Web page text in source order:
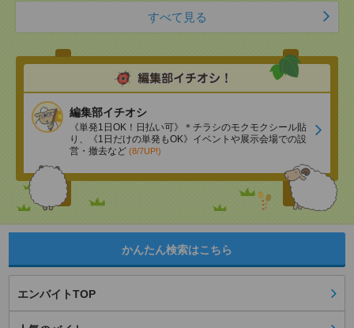
すべて見る
編集部イチオシ
《単発1日OK！日払い可》＊チラシのモクモクシール貼
り、《1日だけの単発もOK》イベントや展示会場での設
営・撤去など (8/7UP!)
かんたん検索はこちら
エンバイトTOP